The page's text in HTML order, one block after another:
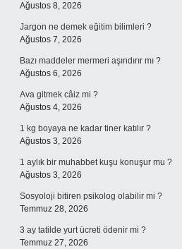
Ağustos 8, 2026
Jargon ne demek eğitim bilimleri ?
Ağustos 7, 2026
Bazı maddeler mermeri aşındırır mı ?
Ağustos 6, 2026
Ava gitmek câiz mi ?
Ağustos 4, 2026
1 kg boyaya ne kadar tiner katılır ?
Ağustos 3, 2026
1 aylık bir muhabbet kuşu konuşur mu ?
Ağustos 3, 2026
Sosyoloji bitiren psikolog olabilir mi ?
Temmuz 28, 2026
3 ay tatilde yurt ücreti ödenir mi ?
Temmuz 27, 2026